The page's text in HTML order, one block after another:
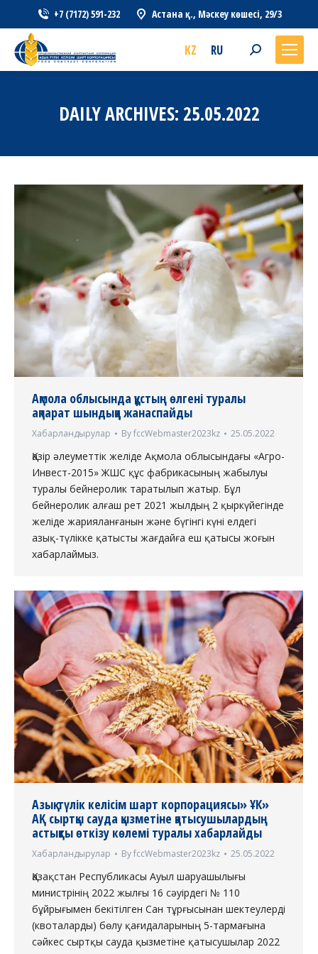
+7 (7172) 591-232 Астана қ., Мәскеу көшесі, 29/3
KZ RU Search:
DAILY ARCHIVES: 25.05.2022
Ақмола облысында құстың өлгені туралы
ақпарат шындыққа жанаспайды
Хабарландырулар ByfccWebmaster2023kz 25.05.2022
Қазір әлеуметтік желіде Ақмола облысындағы «Агро-
Инвест-2015» ЖШС құс фабрикасының жабылуы
туралы бейнеролик таратылып жатыр. Бұл
бейнеролик алғаш рет 2021 жылдың 2 қыркүйегінде
желіде жарияланғанын және бүгінгі күні елдегі
азық-түлікке қатысты жағдайға еш қатысы жоғын
хабарлаймыз.
Азық-түлік келісім шарт корпорациясы» ҰК»
АҚ сыртқы сауда қызметіне қатысушылардың
астықты өткізу көлемі туралы хабарлайды
Хабарландырулар ByfccWebmaster2023kz 25.05.2022
Қазақстан Республикасы Ауыл шаруашылығы
министрінің 2022 жылғы 16 сәуірдегі № 110
бұйрығымен бекітілген Сан тұрғысынан шектеулерді
(квоталарды) бөлу қағидаларының 5-тармағына
сәйкес сыртқы сауда қызметіне қатысушылар 2022